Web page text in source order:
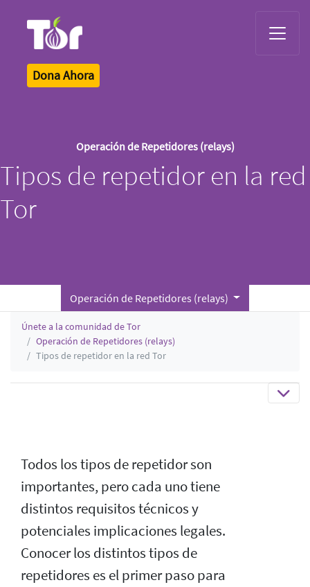
Dona Ahora
Operación de Repetidores (relays)
Tipos de repetidor en la red
Tor
Operación de Repetidores (relays)
Únete a la comunidad de Tor
Operación de Repetidores (relays)
Tipos de repetidor en la red Tor
Todos los tipos de repetidor son
importantes, pero cada uno tiene
distintos requisitos técnicos y
potenciales implicaciones legales.
Conocer los distintos tipos de
repetidores es el primer paso para